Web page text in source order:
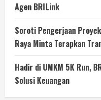
Agen BRILink
Soroti Pengerjaan
Raya Minta Terapkan
Hadir di UMKM 5K Run,
Solusi Keuangan